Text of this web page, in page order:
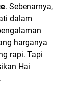
. Sebenarnya,
dalam
harganya
rapi. Tapi
Hai